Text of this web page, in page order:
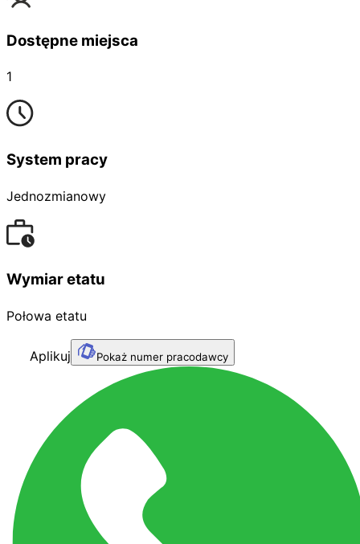
Dostępne miejsca
1
System pracy
Jednozmianowy
Wymiar etatu
Połowa etatu
Aplikuj Pokaż numer pracodawcy